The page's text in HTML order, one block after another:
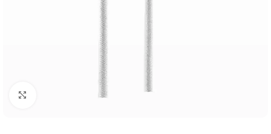
Click to enlarge